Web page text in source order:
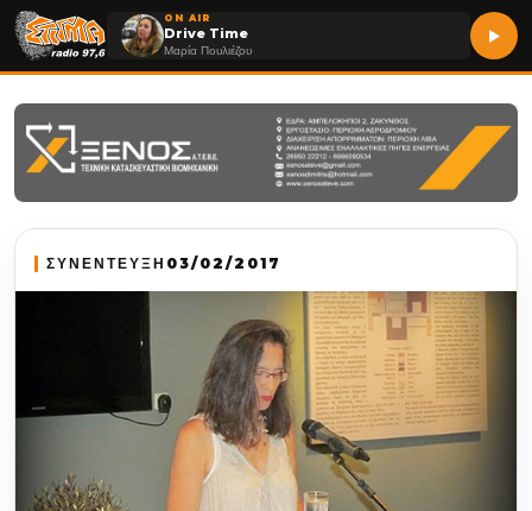
ON AIR
Drive Time
Μαρία Πουλιέζου
ΣΥΝΕΝΤΕΥΞΗ 03/02/2017